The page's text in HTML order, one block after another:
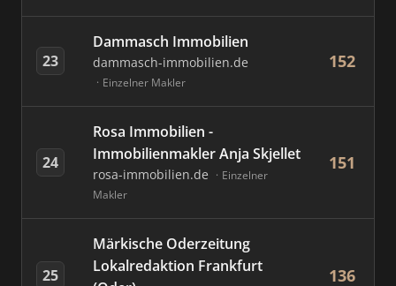
23
Dammasch Immobilien
dammasch-immobilien.de
Einzelner Makler
152
24
Rosa Immobilien -
Immobilienmakler Anja Skjellet
rosa-immobilien.de
Einzelner
Makler
151
25
Märkische Oderzeitung
Lokalredaktion Frankfurt
136